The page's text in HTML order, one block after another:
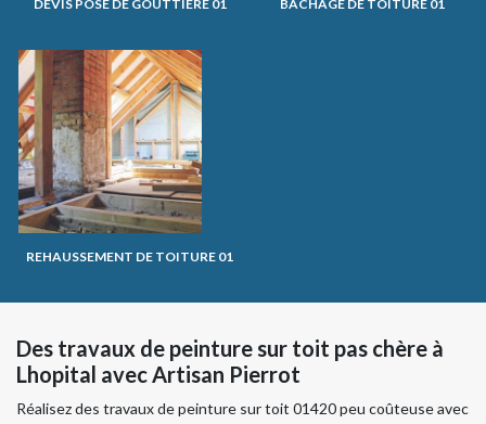
DEVIS POSE DE GOUTTIÈRE 01 BÂCHAGE DE TOITURE 01
REHAUSSEMENT DE TOITURE 01
Des travaux de peinture sur toit pas chère à
Lhopital avec Artisan Pierrot
Réalisez des travaux de peinture sur toit 01420 peu coûteuse avec